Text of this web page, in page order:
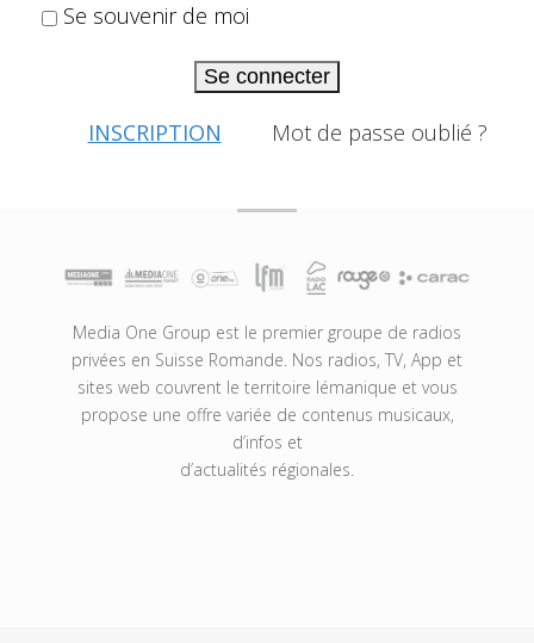
Se souvenir de moi
Se connecter
INSCRIPTION Mot de passe oublié ?
Media One Group est le premier groupe de radios
privées en Suisse Romande. Nos radios, TV, App et
sites web couvrent le territoire lémanique et vous
propose une offre variée de contenus musicaux,
d’infos et
d’actualités régionales.